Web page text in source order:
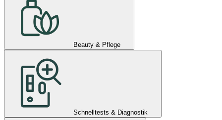
Beauty & Pflege
Schnelltests & Diagnostik